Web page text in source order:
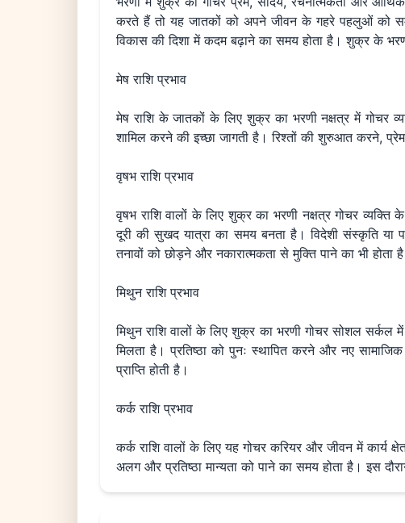
करते हैं तो यह जातकों को अपने जीवन के गहरे पहलुओं को
विकास की दिशा में कदम बढ़ाने का समय होता है। शुक्र के
मेष राशि प्रभाव
मेष राशि के जातकों के लिए शुक्र का भरणी नक्षत्र में गोचर
शामिल करने की इच्छा जागती है। रिश्तों की शुरुआत करने,
वृषभ राशि प्रभाव
वृषभ राशि वालों के लिए शुक्र का भरणी नक्षत्र गोचर
दूरी की सुखद यात्रा का समय बनता है। विदेशी संस्कृति
तनावों को छोड़ने और नकारात्मकता से मुक्ति पाने का भी होता
मिथुन राशि प्रभाव
मिथुन राशि वालों के लिए शुक्र का भरणी गोचर सोशल सर्कल
मिलता है। प्रतिष्ठा को पुनः स्थापित करने और नए
प्राप्ति होती है।
कर्क राशि प्रभाव
कर्क राशि वालों के लिए यह गोचर करियर और जीवन में
अलग और प्रतिष्ठा मान्यता को पाने का समय होता है। इस